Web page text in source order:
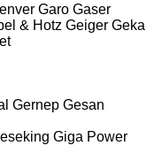
Garo Gaser
& Hotz Geiger Geka
Gernep Gesan
Giga Power